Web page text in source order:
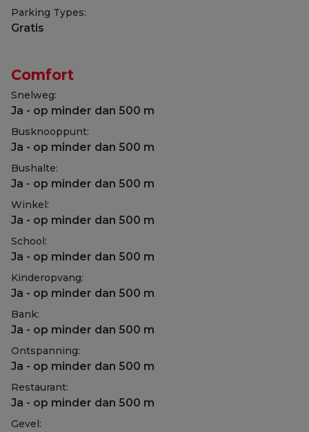
Parking Types:
Gratis
Comfort
Snelweg:
Ja - op minder dan 500 m
Busknooppunt:
Ja - op minder dan 500 m
Bushalte:
Ja - op minder dan 500 m
Winkel:
Ja - op minder dan 500 m
School:
Ja - op minder dan 500 m
Kinderopvang:
Ja - op minder dan 500 m
Bank:
Ja - op minder dan 500 m
Ontspanning:
Ja - op minder dan 500 m
Restaurant:
Ja - op minder dan 500 m
Gevel: